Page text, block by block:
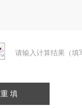
请输入计算结果（填